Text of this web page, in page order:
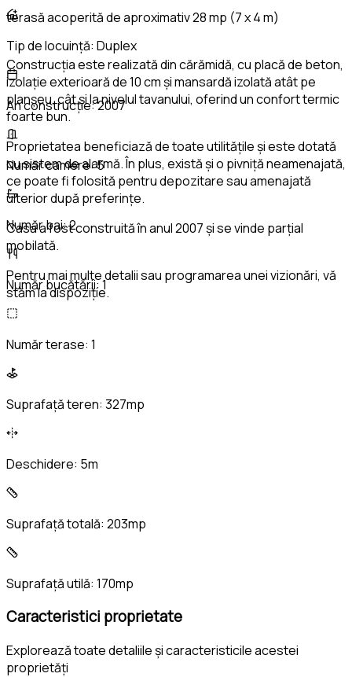
terasă acoperită de aproximativ 28 mp (7 x 4 m)
Construcția este realizată din cărămidă, cu placă de beton,
izolație exterioară de 10 cm și mansardă izolată atât pe
planșeu, cât și la nivelul tavanului, oferind un confort termic
foarte bun.
Proprietatea beneficiază de toate utilitățile și este dotată
cu sistem de alarmă. În plus, există și o pivniță neamenajată,
ce poate fi folosită pentru depozitare sau amenajată
ulterior după preferințe.
Casa a fost construită în anul 2007 și se vinde parțial
mobilată.
Pentru mai multe detalii sau programarea unei vizionări, vă
stăm la dispoziție.
Tip de locuință: Duplex
An construcție:2007
Număr camere:5
Număr bai:2
Număr bucătării:1
Număr terase: 1
Suprafață teren: 327mp
Deschidere: 5m
Suprafață totală: 203mp
Suprafață utilă: 170mp
Caracteristici proprietate
Explorează toate detaliile și caracteristicile acestei
proprietăți